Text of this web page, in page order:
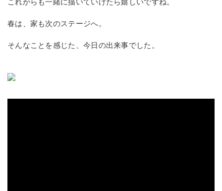
これからも一緒に描いていけたら嬉しいですね。
春は、家も次のステージへ。
そんなことを感じた、今日の出来事でした。